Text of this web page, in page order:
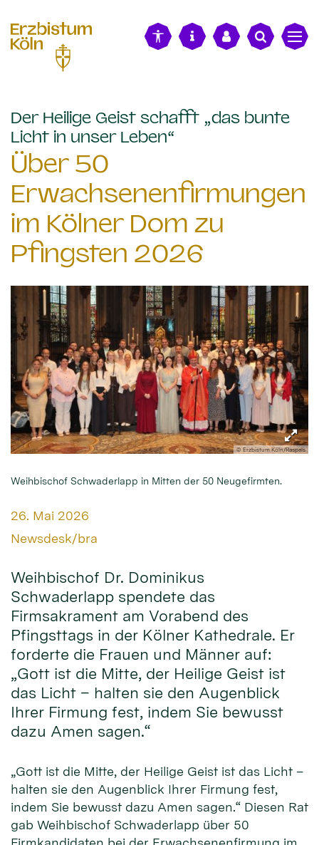
Der Heilige Geist schafft „das bunte
Licht in unser Leben“
Über 50
Erwachsenenfirmungen
im Kölner Dom zu
Pfingsten 2026
© Erzbistum Köln/Raspels
Weihbischof Schwaderlapp in Mitten der 50 Neugefirmten.
Datum:
26. Mai 2026
Von:
Newsdesk/bra
Weihbischof Dr. Dominikus
Schwaderlapp spendete das
Firmsakrament am Vorabend des
Pfingsttags in der Kölner Kathedrale. Er
forderte die Frauen und Männer auf:
„Gott ist die Mitte, der Heilige Geist ist
das Licht – halten sie den Augenblick
Ihrer Firmung fest, indem Sie bewusst
dazu Amen sagen.“
„Gott ist die Mitte, der Heilige Geist ist das Licht –
halten sie den Augenblick Ihrer Firmung fest,
indem Sie bewusst dazu Amen sagen.“ Diesen Rat
gab Weihbischof Schwaderlapp über 50